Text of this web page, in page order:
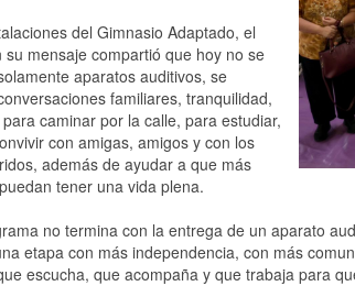
del Gimnasio Adaptado, el
su mensaje compartió que hoy no se
aparatos auditivos, se
familiares, tranquilidad,
caminar por la calle, para estudiar,
con amigas, amigos y con los
además de ayudar a que más
tener una vida plena.
no termina con la entrega de un aparato
etapa con más independencia, con más
escucha, que acompaña y que trabaja para